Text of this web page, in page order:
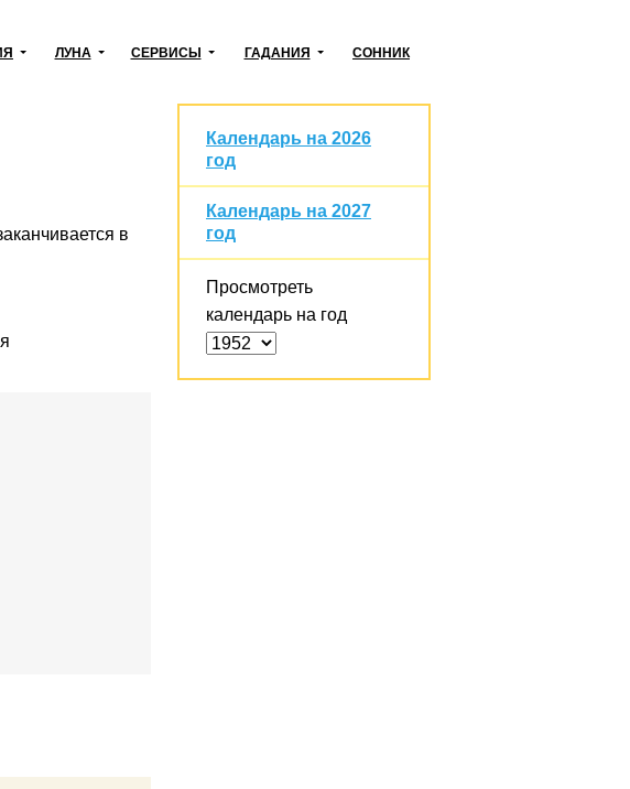
ЛУНА СЕРВИСЫ ГАДАНИЯ СОННИК
в
Календарь на 2026
год
Календарь на 2027
год
Просмотреть
календарь на год